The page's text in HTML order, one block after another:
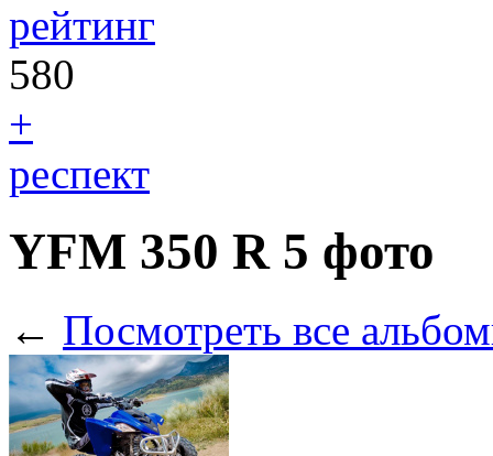
рейтинг
580
+
респект
YFM 350 R 5 фото
← Посмотреть все